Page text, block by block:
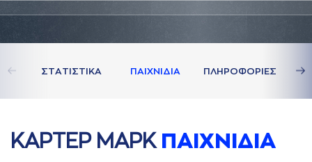
ΣΤAΤΙΣΤΙΚA ΠAΙΧΝΙΔΙA ΠΛΗΡΟΦΟΡΙΕΣ
ΚAΡΤΕΡ ΜAΡΚ ΠAΙΧΝΙΔΙA